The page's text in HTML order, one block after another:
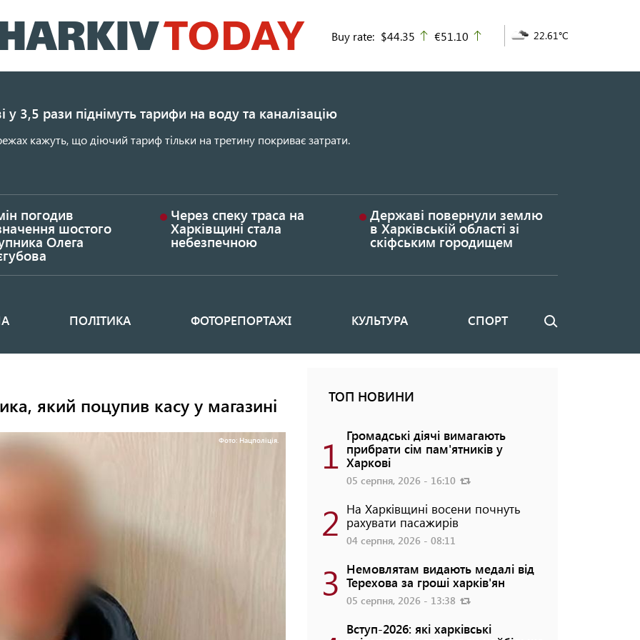
до
основного
Buy rate: $44.35 up
€51.10 22.61°C
у 3,5 рази піднімуть тарифи на воду та каналізацію
кажуть, що діючий тариф тільки на третину покриває затрати.
погодив
шостого
Олега
Через спеку траса на
Харківщині стала
небезпечною
Державі повернули землю
в Харківській області зі
скіфським городищем
ПОЛІТИКА ФОТОРЕПОРТАЖІ КУЛЬТУРА СПОРТ Пошук
який поцупив касу у магазині
Фото: Нацполіція.
ТОП НОВИНИ
1 Громадські діячі вимагають
прибрати сім пам'ятників у
Харкові
05 серпня, 2026 - 16:10
2 На Харківщині восени почнуть
рахувати пасажирів
04 серпня, 2026 - 08:11
3 Немовлятам видають медалі від
Терехова за гроші харків'ян
05 серпня, 2026 - 13:38
Вступ-2026: які харківські